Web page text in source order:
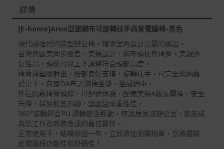
本網站消費者享有商品到貨七天鑑賞期之權益(鑑賞期並非
到貨七天內消費者有權申請退貨或換貨；超過七天以上(含
假日)，恕無法辦理。
退回之商品必須是全新狀態且完整包裝(含商品、附件、包
裝、紙箱及所有附隨文件或資料)。
商品到貨後進行開箱前請全程錄影以確保自身權益 ! 非商
品本身瑕疵之退貨商品若有上述不完整之情況，本公司有
權向消費者收取相應的整新費用。
*遊戲光碟、軟體等影音商品屬智慧財產權之商品。依消費
者保護法第十九條第二項規定，一經拆封後恕不接受退換
詳情
[E-home]Arno亞諾網布可旋轉扶手高背電腦椅-黑色
現代感強烈的造型辦公椅，增添室內設計亮麗的擺設。
台灣與歐美同步販售、美規設計，網布頭枕與椅背，美觀透
氣性高，頭枕可以上下調整符合頭部高度，
椅背採塑膠射出、腰部良好支撐，旋轉扶手，可完全收納靠
於桌下，包覆OA布之泡棉坐墊、坐感適中，
外拉開啟椅背傾仰，可舒適休憩，配備美規A級氣壓棒、安全
升降，採尼龍五爪腳，堅固且承重性佳，
360°旋轉靜音P.U.滑輪靈活移動，無論居家或辦公室，都能成
為您工作及商務會議的最佳夥伴。
正常使用下，結構保固一年，立即添加到購物車，您將體驗
此電腦椅功能性和舒適性！